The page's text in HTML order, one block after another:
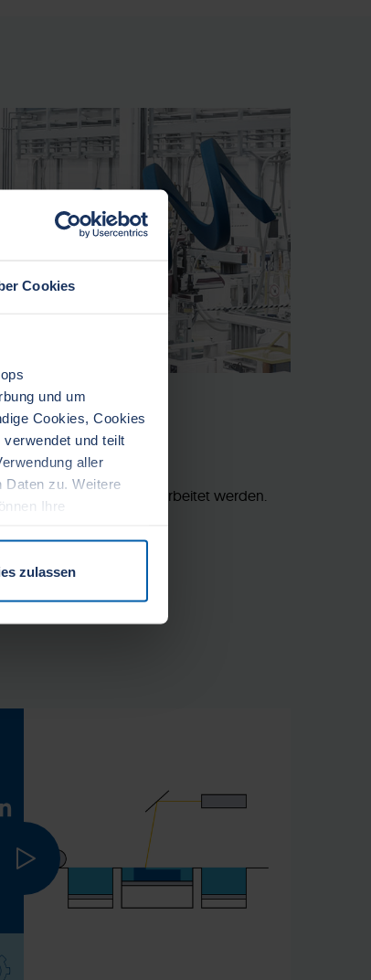
Cookies
und um
Cookies, Cookies
und teilt
aller
Daten zu. Weitere
Ihre
zulassen
im CAD weiterverarbeitet werden.